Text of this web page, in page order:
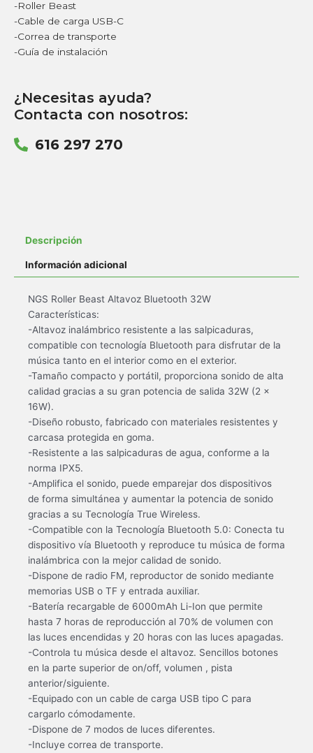
-Roller Beast
-Cable de carga USB-C
-Correa de transporte
-Guía de instalación
¿Necesitas ayuda?
Contacta con nosotros:
616 297 270
Descripción
Información adicional
NGS Roller Beast Altavoz Bluetooth 32W
Características:
-Altavoz inalámbrico resistente a las salpicaduras,
compatible con tecnología Bluetooth para disfrutar de la
música tanto en el interior como en el exterior.
-Tamaño compacto y portátil, proporciona sonido de alta
calidad gracias a su gran potencia de salida 32W (2 x
16W).
-Diseño robusto, fabricado con materiales resistentes y
carcasa protegida en goma.
-Resistente a las salpicaduras de agua, conforme a la
norma IPX5.
-Amplifica el sonido, puede emparejar dos dispositivos
de forma simultánea y aumentar la potencia de sonido
gracias a su Tecnología True Wireless.
-Compatible con la Tecnología Bluetooth 5.0: Conecta tu
dispositivo vía Bluetooth y reproduce tu música de forma
inalámbrica con la mejor calidad de sonido.
-Dispone de radio FM, reproductor de sonido mediante
memorias USB o TF y entrada auxiliar.
-Batería recargable de 6000mAh Li-Ion que permite
hasta 7 horas de reproducción al 70% de volumen con
las luces encendidas y 20 horas con las luces apagadas.
-Controla tu música desde el altavoz. Sencillos botones
en la parte superior de on/off, volumen , pista
anterior/siguiente.
-Equipado con un cable de carga USB tipo C para
cargarlo cómodamente.
-Dispone de 7 modos de luces diferentes.
-Incluye correa de transporte.